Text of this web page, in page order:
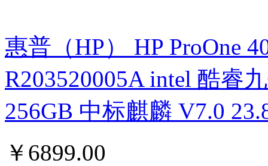
惠普（HP） HP ProOne
R203520005A intel 酷睿
256GB 中标麒麟 V7.0
￥ 6899.00